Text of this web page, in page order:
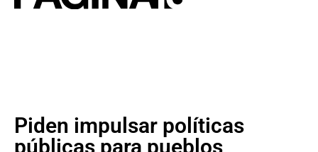
Piden impulsar políticas
públicas para pueblos